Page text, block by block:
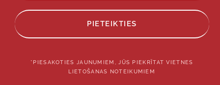
PIETEIKTIES
*PIESAKOTIES JAUNUMIEM, JŪS PIEKRĪTAT VIETNES
LIETOŠANAS NOTEIKUMIEM